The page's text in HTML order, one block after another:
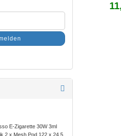
E-Zigarette 30W 3ml
2 x Mesh Pod 122 x 24,5